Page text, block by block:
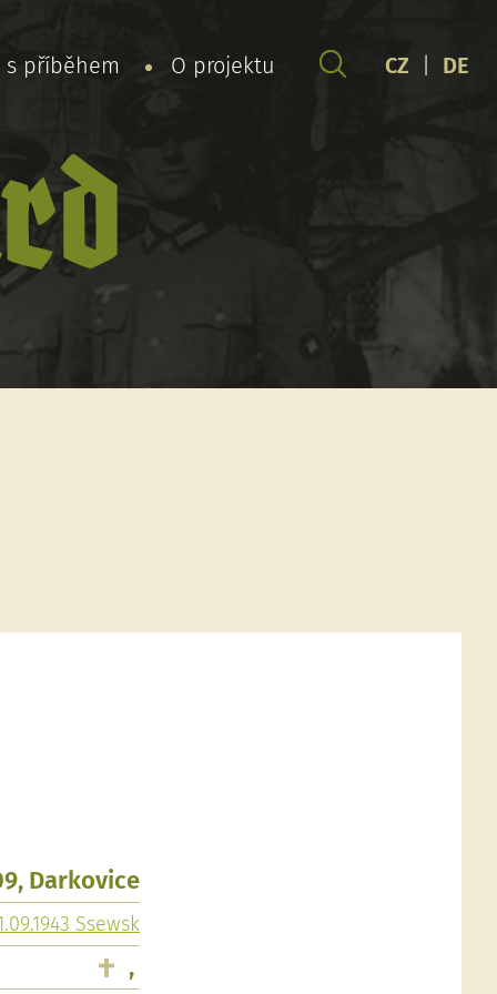
s příběhem O projektu CZ DE
Darkovice
Ssewsk
,